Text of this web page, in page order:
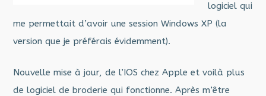
logiciel qui
me permettait d’avoir une session Windows XP (la
version que je préférais évidemment).
Nouvelle mise à jour, de l’IOS chez Apple et voilà plus
de logiciel de broderie qui fonctionne. Après m’être